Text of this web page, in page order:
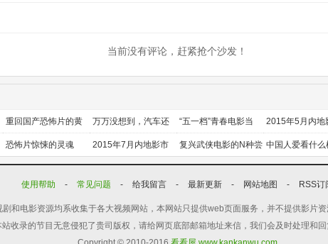
当前没有评论，赶紧抢个沙发！
重回国产恐怖片的黄
金时代
万万没想到，汽车还
能干这个？
“五一档”青春电影当
道
2015年5月内地
前瞻
恐怖片惊悚的灵魂 2015年7月内地影市
前瞻
复兴武侠电影的N种尝
试
中国人爱看什么
喜剧？
使用帮助
- 常见问题 - 给我留言 - 最新更新 - 网站地图 - RSS订
和电影资源均系收集于各大视频网站，本网站只提供web页面服务，并不提供影片
站收录的节目无意侵犯了贵司版权，请给网页底部邮箱地址来信，我们会及时处理和回